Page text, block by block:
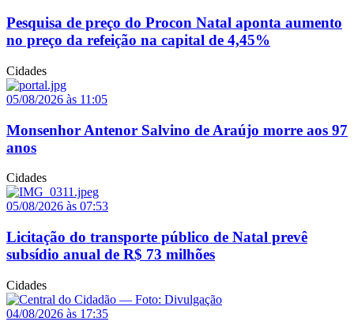
Pesquisa de preço do Procon Natal aponta aumento
no preço da refeição na capital de 4,45%
Cidades
05/08/2026 às 11:05
Monsenhor Antenor Salvino de Araújo morre aos 97
anos
Cidades
05/08/2026 às 07:53
Licitação do transporte público de Natal prevê
subsídio anual de R$ 73 milhões
Cidades
04/08/2026 às 17:35